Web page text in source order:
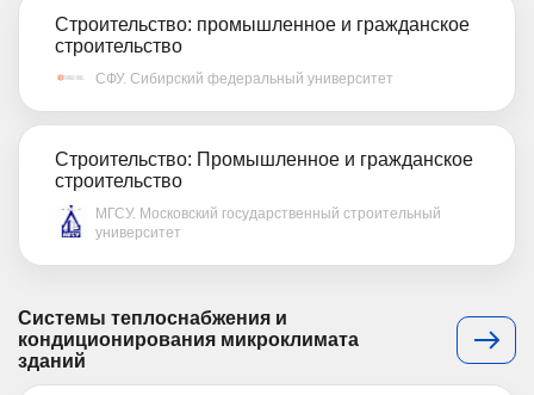
Строительство: промышленное и гражданское
строительство
СФУ. Сибирский федеральный университет
Строительство: Промышленное и гражданское
строительство
МГСУ. Московский государственный строительный
университет
Системы теплоснабжения и
кондиционирования микроклимата
зданий